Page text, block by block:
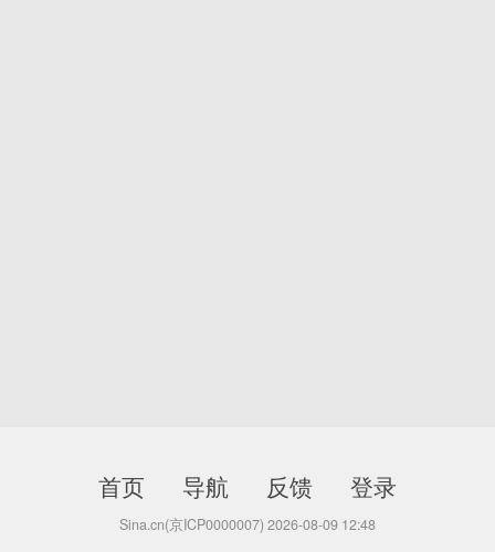
首页 导航 反馈 登录
Sina.cn(京ICP0000007) 2026-08-09 12:48